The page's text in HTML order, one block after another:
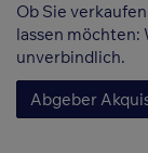
Ob Sie
lassen möchten:
unverbindlich.
Abgeber